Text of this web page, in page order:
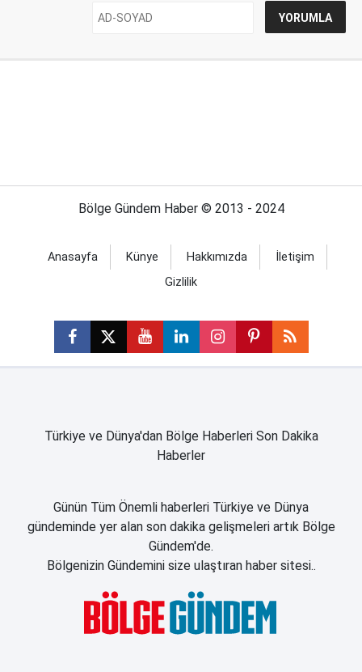
Bölge Gündem Haber © 2013 - 2024
Anasayfa Künye Hakkımızda
İletişim
Gizlilik
Türkiye ve Dünya'dan Bölge Haberleri Son Dakika
Haberler
Günün Tüm Önemli haberleri Türkiye ve Dünya
gündeminde yer alan son dakika gelişmeleri artık Bölge
Gündem'de.
Bölgenizin Gündemini size ulaştıran haber sitesi..